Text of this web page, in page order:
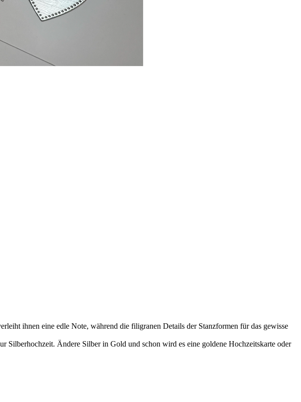
ihnen eine edle Note, während die filigranen Details der Stanzformen für das gewisse
Silberhochzeit. Ändere Silber in Gold und schon wird es eine goldene Hochzeitskarte oder